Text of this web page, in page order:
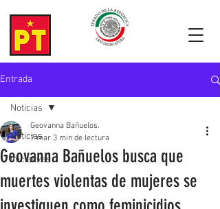
Entrada
Noticias
Iniciativas
Noticias
Geovanna Bañuelos busca que
muertes violentas de mujeres se
Geovanna Bañuelos.
7 mar 3 min de lectura